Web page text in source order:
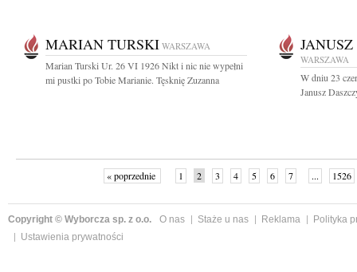
MARIAN TURSKI WARSZAWA
Marian Turski Ur. 26 VI 1926 Nikt i nic nie wypełni
mi pustki po Tobie Marianie. Tęsknię Zuzanna
WARSZAWA
W dniu 23
Janusz
« poprzednie 1 2 3 4 5 6 7 ... 1526
Copyright © Wyborcza sp. z o.o. O nas Staże u nas Reklama
Polityka
Ustawienia prywatności